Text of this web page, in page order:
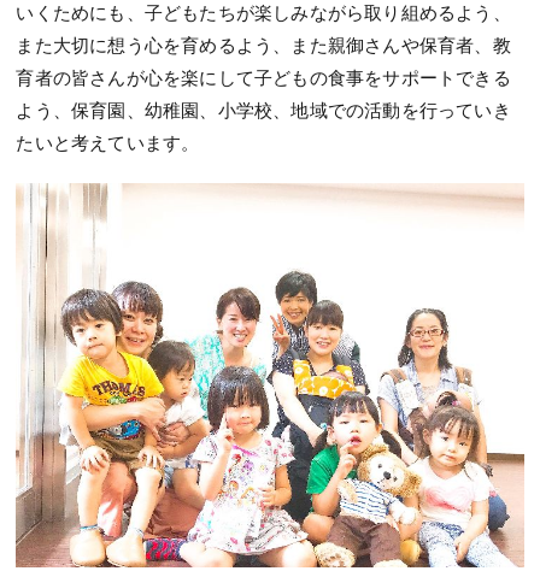
いくためにも、子どもたちが楽しみながら取り組めるよう、
また大切に想う心を育めるよう、また親御さんや保育者、教
育者の皆さんが心を楽にして子どもの食事をサポートできる
よう、保育園、幼稚園、小学校、地域での活動を行っていき
たいと考えています。